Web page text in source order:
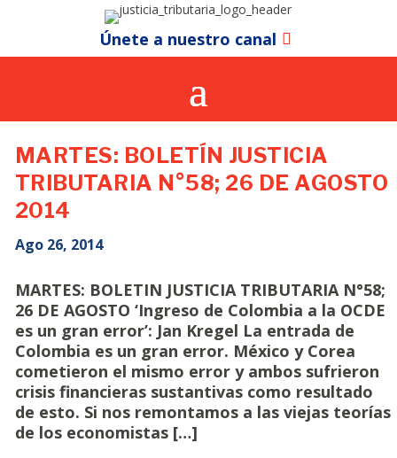
Únete a nuestro canal
MARTES: BOLETÍN JUSTICIA
TRIBUTARIA N°58; 26 DE AGOSTO
2014
Ago 26, 2014
MARTES: BOLETIN JUSTICIA TRIBUTARIA N°58;
26 DE AGOSTO ‘Ingreso de Colombia a la OCDE
es un gran error’: Jan Kregel La entrada de
Colombia es un gran error. México y Corea
cometieron el mismo error y ambos sufrieron
crisis financieras sustantivas como resultado
de esto. Si nos remontamos a las viejas teorías
de los economistas […]